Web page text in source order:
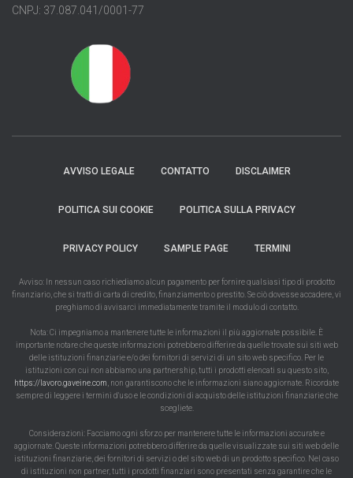
CNPJ: 37.087.041/0001-77
AVVISO LEGALE CONTATTO DISCLAIMER
POLITICA SUI COOKIE POLITICA SULLA PRIVACY
PRIVACY POLICY SAMPLE PAGE TERMINI
Avviso: In nessun caso richiediamo alcun pagamento per fornire qualsiasi tipo di prodotto
finanziario, che si tratti di carta di credito, finanziamento o prestito. Se ciò dovesse accadere, vi
preghiamo di avvisarci immediatamente tramite il modulo di contatto.
Nota: Ci impegniamo a mantenere tutte le informazioni il più aggiornate possibile. È
importante notare che queste informazioni potrebbero differire da quelle trovate sui siti web
delle istituzioni finanziarie e/o dei fornitori di servizi di un sito web specifico. Per le
istituzioni con cui non abbiamo una partnership, tutti i prodotti elencati su questo sito,
https://lavoro.gaveine.com , non garantiscono che le informazioni siano aggiornate. Ricordate
sempre di leggere i termini d'uso e le condizioni di acquisto delle istituzioni finanziarie che
scegliete.
Considerazioni: Facciamo ogni sforzo per mantenere tutte le informazioni accurate e
aggiornate. Queste informazioni potrebbero differire da quelle visualizzate sui siti web delle
istituzioni finanziarie, dei fornitori di servizi o del sito web di un prodotto specifico. Nel caso
di istituzioni non partner, tutti i prodotti finanziari sono presentati senza garantire che le